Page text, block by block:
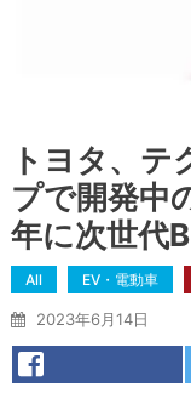
トヨタ、テ
プで開発中
年に次世代
All EV・電動車
2023年6月14日